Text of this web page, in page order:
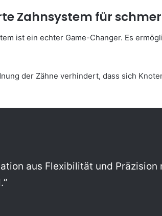
Zahnsystem für
ist ein echter Game-Changer. Es
der Zähne verhindert, dass sich
aus Flexibilität und Präzision